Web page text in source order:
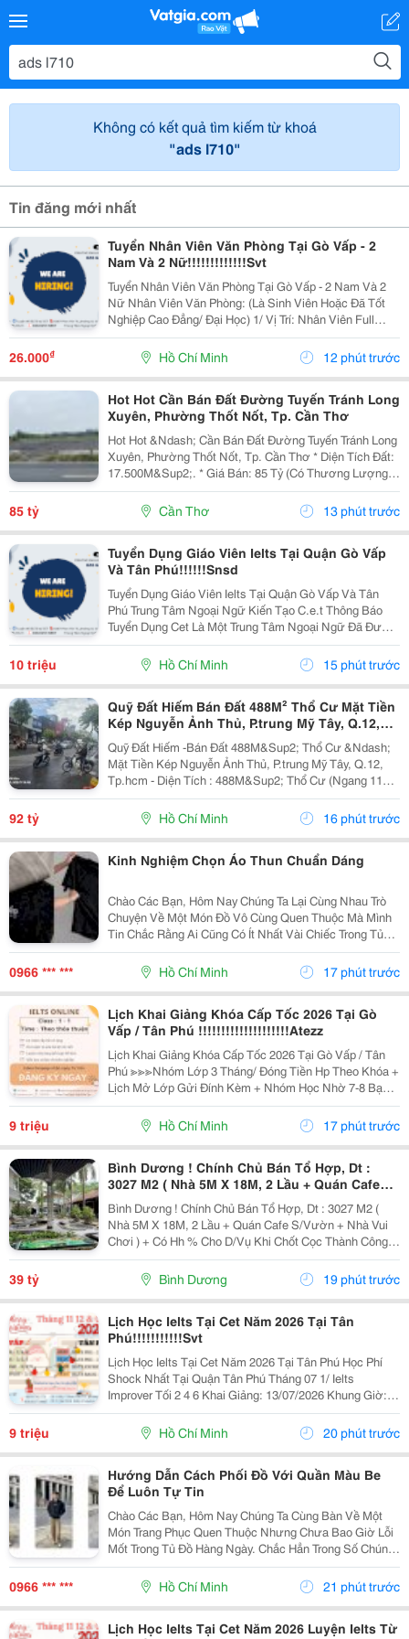
Không có kết quả tìm kiếm từ khoá
"ads l710"
Tin đăng mới nhất
Tuyển Nhân Viên Văn Phòng Tại Gò Vấp - 2
Nam Và 2 Nữ!!!!!!!!!!!!!Svt
Tuyển Nhân Viên Văn Phòng Tại Gò Vấp - 2 Nam Và 2
Nữ Nhân Viên Văn Phòng: (Là Sinh Viên Hoặc Đã Tốt
Nghiệp Cao Đẳng/ Đại Học) 1/ Vị Trí: Nhân Viên Full
Time (2 Nam 2 Nữ) Ca Làm: 13:00 Đến 21:00 (1 Tháng
Được Nghỉ Phép 1 Ngày, Và Hưởng Các Ngày...
26.000₫ Hồ Chí Minh 12 phút trước
Hot Hot Cần Bán Đất Đường Tuyến Tránh Long
Xuyên, Phường Thốt Nốt, Tp. Cần Thơ
Hot Hot &Ndash; Cần Bán Đất Đường Tuyến Tránh Long
Xuyên, Phường Thốt Nốt, Tp. Cần Thơ * Diện Tích Đất:
17.500M&Sup2;. * Giá Bán: 85 Tỷ (Có Thương Lượng).
* Đất Ở Đô Thị 1.420M2, Mặt Tiền Rộng 40M, 16.100 M2
Trồng Lúa. Hướng Đông. * Vị Trí: Mặt...
85 tỷ Cần Thơ 13 phút trước
Tuyển Dụng Giáo Viên Ielts Tại Quận Gò Vấp
Và Tân Phú!!!!!!Snsd
Tuyển Dụng Giáo Viên Ielts Tại Quận Gò Vấp Và Tân
Phú Trung Tâm Ngoại Ngữ Kiến Tạo C.e.t Thông Báo
Tuyển Dụng Cet Là Một Trung Tâm Ngoại Ngữ Đã Được
Thành Lập 16 Năm Chuyên Về Chương Trình Anh Văn
Học Thuật Ielts &Ndash; Toefl Ibt. Trung Tâm...
10 triệu Hồ Chí Minh 15 phút trước
Quỹ Đất Hiếm Bán Đất 488M² Thổ Cư Mặt Tiền
Kép Nguyễn Ảnh Thủ, P.trung Mỹ Tây, Q.12,
Tp.hcm
Quỹ Đất Hiếm -Bán Đất 488M&Sup2; Thổ Cư &Ndash;
Mặt Tiền Kép Nguyễn Ảnh Thủ, P.trung Mỹ Tây, Q.12,
Tp.hcm - Diện Tích : 488M&Sup2; Thổ Cư (Ngang 11M
X 45M) - Giá Bán : 92 Tỷ (Thương Lượng) Mặt Tiền Kép
Nguyễn Ảnh Thủ, Mặt Sau Thông Ra Đường...
92 tỷ Hồ Chí Minh 16 phút trước
Kinh Nghiệm Chọn Áo Thun Chuẩn Dáng
Chào Các Bạn, Hôm Nay Chúng Ta Lại Cùng Nhau Trò
Chuyện Về Một Món Đồ Vô Cùng Quen Thuộc Mà Mình
Tin Chắc Rằng Ai Cũng Có Ít Nhất Vài Chiếc Trong Tủ
Quần Áo. Đó Chính Là Chiếc Áo Thun. Mặc Dù Là Một
Trang Phục Cơ Bản, Dễ Mặc Và Dễ Phối Đồ, Nhưng
0966 *** *** Hồ Chí Minh 17 phút trước
Lịch Khai Giảng Khóa Cấp Tốc 2026 Tại Gò
Vấp / Tân Phú !!!!!!!!!!!!!!!!!!!!Atezz
Lịch Khai Giảng Khóa Cấp Tốc 2026 Tại Gò Vấp / Tân
Phú ≫≫≫Nhóm Lớp 3 Tháng/ Đóng Tiền Hp Theo Khóa +
Lịch Mở Lớp Gửi Đính Kèm + Nhóm Học Nhờ 7-8 Bạn/
Lớp + Giáo Trình Ielts Có Band Điểm Lộ Trình, Sách
Nước Ngoài Bám Sát + Chia Đều 4 Kỹ...
9 triệu Hồ Chí Minh 17 phút trước
Bình Dương ! Chính Chủ Bán Tổ Hợp, Dt :
3027 M2 ( Nhà 5M X 18M, 2 Lầu + Quán Cafe
S/Vườn + Nhà Vui Chơi ) Tel : - ( Chính Chủ )
Bình Dương ! Chính Chủ Bán Tổ Hợp, Dt : 3027 M2 (
Nhà 5M X 18M, 2 Lầu + Quán Cafe S/Vườn + Nhà Vui
Chơi ) + Có Hh % Cho D/Vụ Khi Chốt Cọc Thành Công .
D Giá Bán Toàn Bộ : 39 Tỷ ( Tl ) Trong Đó Thổ Cư 800 M2
. D/C : 25 Trần Quang Diệu , Phú...
39 tỷ Bình Dương 19 phút trước
Lịch Học Ielts Tại Cet Năm 2026 Tại Tân
Phú!!!!!!!!!!!Svt
Lịch Học Ielts Tại Cet Năm 2026 Tại Tân Phú Học Phí
Shock Nhất Tại Quận Tân Phú Tháng 07 1/ Ielts
Improver Tối 2 4 6 Khai Giảng: 13/07/2026 Khung Giờ:
18:00 Đến 21:00 Học Phí Ưu Đãi 5% Khi Đăng Ký 2/ Ielts
Basic Tối 3 5 7 Khai...
9 triệu Hồ Chí Minh 20 phút trước
Hướng Dẫn Cách Phối Đồ Với Quần Màu Be
Để Luôn Tự Tin
Chào Các Bạn, Hôm Nay Chúng Ta Cùng Bàn Về Một
Món Trang Phục Quen Thuộc Nhưng Chưa Bao Giờ Lỗi
Mốt Trong Tủ Đồ Hàng Ngày. Chắc Hẳn Trong Số Chúng
Ta, Ai Cũng Sở Hữu Ít Nhất Một Chiếc Quần Màu Be.
Đây Là Một Gam Màu Cực Kỳ Nịnh Mắt Và Dễ Mặc,
Nhưng...
0966 *** *** Hồ Chí Minh 21 phút trước
Lịch Học Ielts Tại Cet Năm 2026 Luyện Ielts Từ